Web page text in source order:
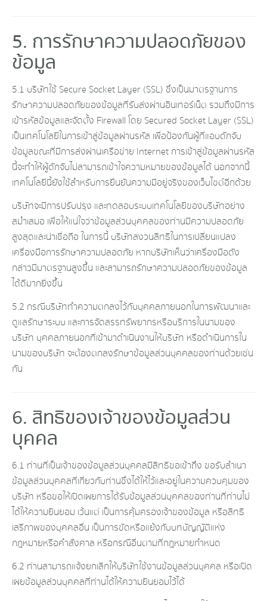
5. การรักษาความปลอดภัยของ
ข้อมูล
5.1 บริษัทใช้ Secure Socket Layer (SSL) ซึ่งเป็นมาตรฐานการ
รักษาความปลอดภัยของข้อมูลที่รับส่งผ่านอินเทอร์เน็ต รวมถึงมีการ
เข้ารหัสข้อมูลและจัดตั้ง Firewall โดย Secured Socket Layer (SSL)
เป็นเทคโนโลยีในการเข้าสู่ข้อมูลผ่านรหัส เพื่อป้องกันผู้ที่แอบดักจับ
ข้อมูลขณะที่มีการส่งผ่านเครือข่าย Internet การเข้าสู่ข้อมูลผ่านรหัส
นี้จะทำให้ผู้ดักจับไม่สามารถเข้าใจความหมายของข้อมูลได้ นอกจากนี้
เทคโนโลยีนี้ยังใช้สำหรับการยืนยันความมีอยู่จริงของเว็บไซต์อีกด้วย
บริษัทจะมีการปรับปรุง และทดสอบระบบเทคโนโลยีของบริษัทอย่าง
สม่ำเสมอ เพื่อให้แน่ใจว่าข้อมูลส่วนบุคคลของท่านมีความปลอดภัย
สูงสุดและน่าเชื่อถือ ในการนี้ บริษัทสงวนสิทธิในการเปลี่ยนแปลง
เครื่องมือการรักษาความปลอดภัย หากบริษัทเห็นว่าเครื่องมือดัง
กล่าวมีมาตรฐานสูงขึ้น และสามารถรักษาความปลอดภัยของข้อมูล
ได้ดีมากยิ่งขึ้น
5.2 กรณีบริษัททำความตกลงไว้กับบุคคลภายนอกในการพัฒนาและ
ดูแลรักษาระบบ และการจัดสรรทรัพยากรหรือบริการในนามของ
บริษัท บุคคลภายนอกที่เข้ามาดำเนินงานให้บริษัท หรือดำเนินการใน
นามของบริษัท จะต้องตกลงรักษาข้อมูลส่วนบุคคลของท่านด้วยเช่น
กัน
6. สิทธิของเจ้าของข้อมูลส่วน
บุคคล
6.1 ท่านที่เป็นเจ้าของข้อมูลส่วนบุคคลมีสิทธิขอเข้าถึง ขอรับสำเนา
ข้อมูลส่วนบุคคลที่เกี่ยวกับท่านซึ่งได้ให้ไว้และอยู่ในความควบคุมของ
บริษัท หรือขอให้เปิดเผยการได้รับข้อมูลส่วนบุคคลของท่านที่ท่านไม่
ได้ให้ความยินยอม เว้นแต่ เป็นการคุ้มครองเจ้าของข้อมูล หรือสิทธิ
เสรีภาพของบุคคลอื่น เป็นการขัดหรือแย้งกับบทบัญญัติแห่ง
กฎหมายหรือคำสั่งศาล หรือกรณีอื่นตามที่กฎหมายกำหนด
6.2 ท่านสามารถแจ้งยกเลิกให้บริษัทใช้งานข้อมูลส่วนบุคคล หรือเปิด
เผยข้อมูลส่วนบุคคลที่ท่านได้ให้ความยินยอมไว้ได้